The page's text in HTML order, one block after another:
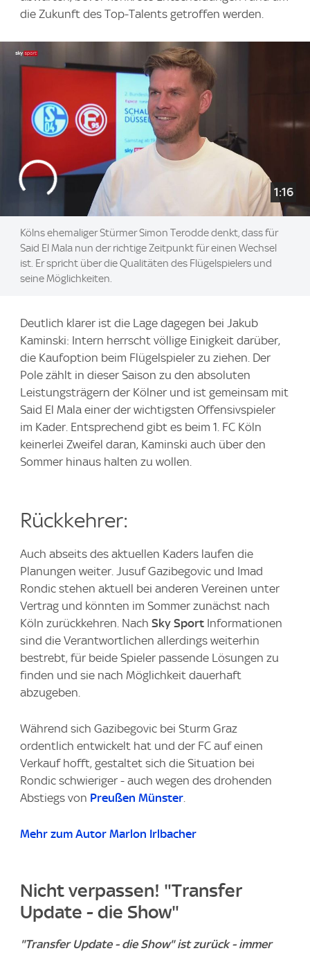
die Zukunft des Top-Talents getroffen werden.
1:16
Kölns ehemaliger Stürmer Simon Terodde denkt, dass für
Said El Mala nun der richtige Zeitpunkt für einen Wechsel
ist. Er spricht über die Qualitäten des Flügelspielers und
seine Möglichkeiten.
Deutlich klarer ist die Lage dagegen bei Jakub
Kaminski: Intern herrscht völlige Einigkeit darüber,
die Kaufoption beim Flügelspieler zu ziehen. Der
Pole zählt in dieser Saison zu den absoluten
Leistungsträgern der Kölner und ist gemeinsam mit
Said El Mala einer der wichtigsten Offensivspieler
im Kader. Entsprechend gibt es beim 1. FC Köln
keinerlei Zweifel daran, Kaminski auch über den
Sommer hinaus halten zu wollen.
Rückkehrer:
Auch abseits des aktuellen Kaders laufen die
Planungen weiter. Jusuf Gazibegovic und Imad
Rondic stehen aktuell bei anderen Vereinen unter
Vertrag und könnten im Sommer zunächst nach
Köln zurückkehren. Nach Sky Sport Informationen
sind die Verantwortlichen allerdings weiterhin
bestrebt, für beide Spieler passende Lösungen zu
finden und sie nach Möglichkeit dauerhaft
abzugeben.
Während sich Gazibegovic bei Sturm Graz
ordentlich entwickelt hat und der FC auf einen
Verkauf hofft, gestaltet sich die Situation bei
Rondic schwieriger - auch wegen des drohenden
Abstiegs von Preußen Münster
Mehr zum Autor Marlon Irlbacher
Nicht verpassen! "Transfer
Update - die Show"
"Transfer Update - die Show" ist zurück - immer